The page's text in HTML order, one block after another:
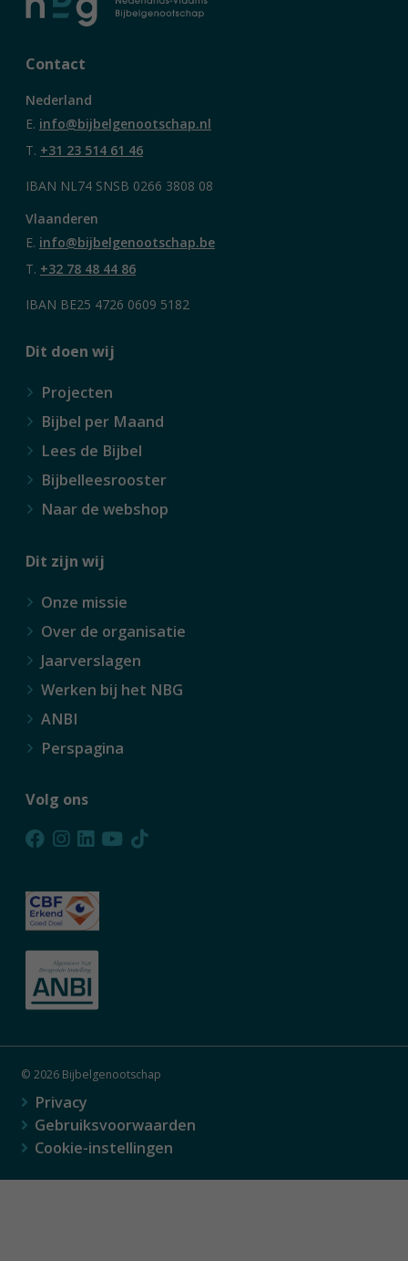
Contact
Nederland
E. info@bijbelgenootschap.nl
T. +31 23 514 61 46
IBAN NL74 SNSB 0266 3808 08
Vlaanderen
E. info@bijbelgenootschap.be
T. +32 78 48 44 86
IBAN BE25 4726 0609 5182
Dit doen wij
Projecten
Bijbel per Maand
Lees de Bijbel
Bijbelleesrooster
Naar de webshop
Dit zijn wij
Onze missie
Over de organisatie
Jaarverslagen
Werken bij het NBG
ANBI
Perspagina
Volg ons
© 2026 Bijbelgenootschap
Privacy
Gebruiksvoorwaarden
Cookie-instellingen